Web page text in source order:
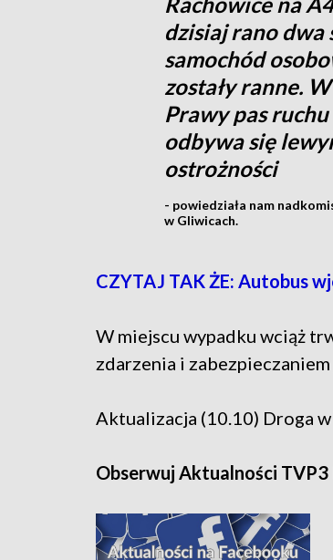
dzisiaj rano dwa
samochód
zostały ranne.
Prawy pas
odbywa się
ostrożności
- powiedziała nam
w Gliwicach.
CZYTAJ TAK ŻE: Autobus
W miejscu wypadku wciąż
zdarzenia i
Aktualizacja (10.10) Droga
Obserwuj Aktualności